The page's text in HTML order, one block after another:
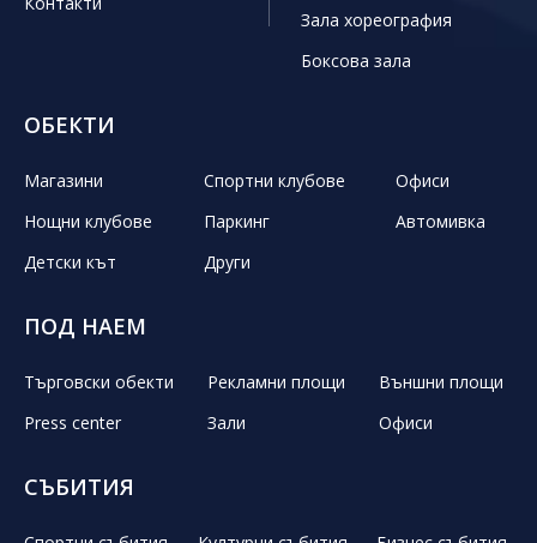
Зала хореография
Боксова зала
ОБЕКТИ
Магазини Спортни клубове
Офиси
Нощни клубове
Паркинг
Автомивка
Детски кът
Други
ПОД НАЕМ
Търговски обекти Рекламни площи
Външни площи
Press center
Зали Офиси
СЪБИТИЯ